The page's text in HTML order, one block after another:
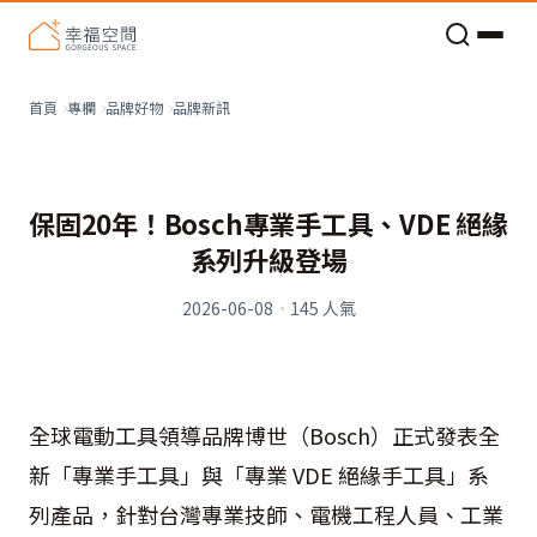
首頁 專欄 品牌好物 品牌新訊
保固20年！Bosch專業手工具、VDE 絕緣
系列升級登場
2026-06-08 · 145 人氣
全球電動工具領導品牌博世（Bosch）正式發表全
新「專業手工具」與「專業 VDE 絕緣手工具」系
列產品，針對台灣專業技師、電機工程人員、工業